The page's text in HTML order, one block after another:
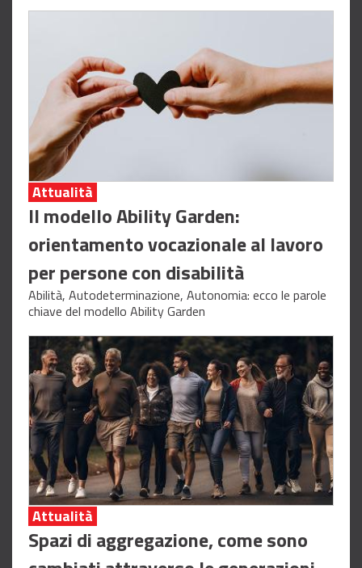
Attualità
Il modello Ability Garden:
orientamento vocazionale al lavoro
per persone con disabilità
Abilità, Autodeterminazione, Autonomia: ecco le parole
chiave del modello Ability Garden
Attualità
Spazi di aggregazione, come sono